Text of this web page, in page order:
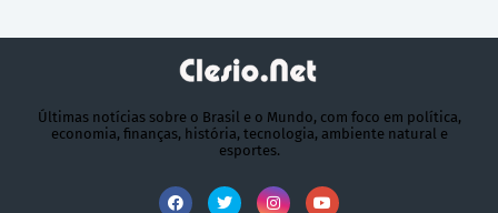
Últimas notícias sobre o Brasil e o Mundo, com foco em política,
economia, finanças, história, tecnologia, ambiente natural e
esportes.